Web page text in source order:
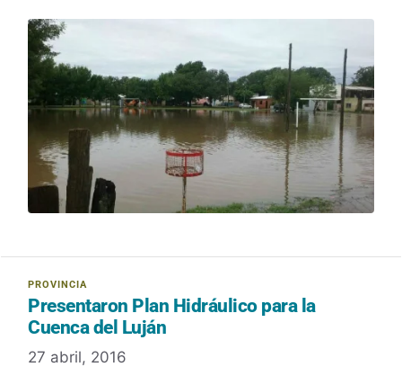
Presentaron Plan Hidráulico para la
Cuenca del Luján
27 abril, 2016